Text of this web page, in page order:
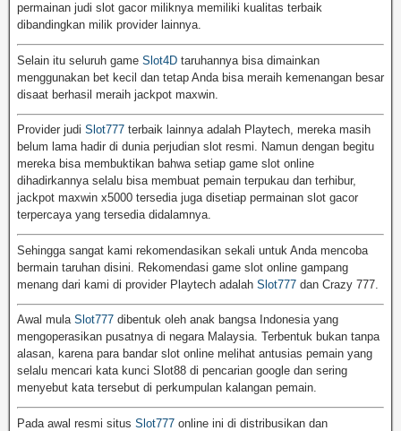
permainan judi slot gacor miliknya memiliki kualitas terbaik
dibandingkan milik provider lainnya.
Selain itu seluruh game Slot4D taruhannya bisa dimainkan
menggunakan bet kecil dan tetap Anda bisa meraih kemenangan besar
disaat berhasil meraih jackpot maxwin.
Provider judi Slot777 terbaik lainnya adalah Playtech, mereka masih
belum lama hadir di dunia perjudian slot resmi. Namun dengan begitu
mereka bisa membuktikan bahwa setiap game slot online
dihadirkannya selalu bisa membuat pemain terpukau dan terhibur,
jackpot maxwin x5000 tersedia juga disetiap permainan slot gacor
terpercaya yang tersedia didalamnya.
Sehingga sangat kami rekomendasikan sekali untuk Anda mencoba
bermain taruhan disini. Rekomendasi game slot online gampang
menang dari kami di provider Playtech adalah Slot777 dan Crazy 777.
Awal mula Slot777 dibentuk oleh anak bangsa Indonesia yang
mengoperasikan pusatnya di negara Malaysia. Terbentuk bukan tanpa
alasan, karena para bandar slot online melihat antusias pemain yang
selalu mencari kata kunci Slot88 di pencarian google dan sering
menyebut kata tersebut di perkumpulan kalangan pemain.
Pada awal resmi situs Slot777 online ini di distribusikan dan